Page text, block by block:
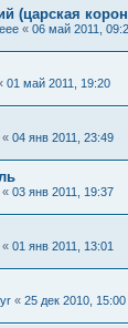
(царская
« 06 май 2011,
01 май 2011, 19:20
« 04 янв 2011, 23:49
« 03 янв 2011, 19:37
« 01 янв 2011, 13:01
« 25 дек 2010, 15:00